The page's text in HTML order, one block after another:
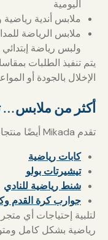
اليومية
ملابس أندية رياضية
ملابس الرياضة
ولبس رياضة إبتدائي
يتم تنفيذ الطلبات
الإخلال بالجودة أو
أكثر من ملابس…
تقدم Mikada أيضًا منتجات رياضية مكملة:
كابات رياضية
تيشيرتات بولو
شنط رياضية للنادي
جوارب كرة القدم
لتلبية إحتياجات أي
رياضية بشكل كامل